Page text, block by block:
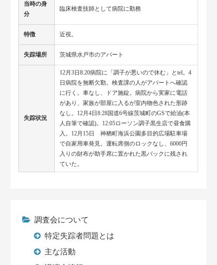
当時の身
分
臨床検査技師として病院に勤務
特徴 近視。
失踪場所 茨城県水戸市のアパート
失踪状況
12月3日8:20病院に「調子が悪いので休む」とtel。4
日病院を無断欠勤。検査課の人がアパートへ確認
に行く。車なし、ドア施錠。病院から実家に電話
があり、家族が部屋に入るが室内物色された形跡
なし。12月4日8:28国道6号線茨城町のGSで給油(本
人自筆で確認)。12:05ローソン調子黒生店で昼食購
入。12月15日 神栖町海浜公園多目的広場駐車場
で自家用車発見。運転席側のロックなし、6000円
入りの財布が助手席に置かれた黒バックに残され
ていた。
調査会について
特定失踪者問題とは
主な活動